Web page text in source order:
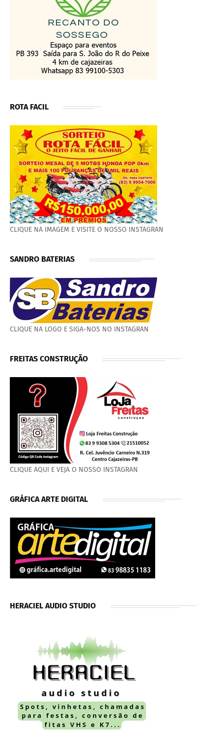
ROTA FACIL
CLIQUE NA IMAGEM E VISITE O NOSSO INSTAGRAN
SANDRO BATERIAS
CLIQUE NA LOGO E SIGA-NOS NO INSTAGRAN
FREITAS CONSTRUÇÃO
CLIQUE AQUI E VEJA O NOSSO INSTAGRAN
GRÁFICA ARTE DIGITAL
HERACIEL AUDIO STUDIO